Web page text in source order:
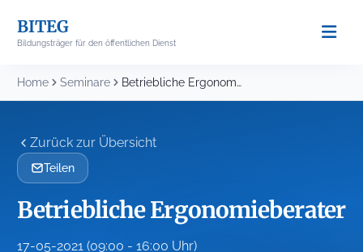
content
BITEG
Bildungsträger für den öffentlichen Dienst
Home Seminare Betriebliche Ergonomieberater
Zurück zur Übersicht
Teilen
Betriebliche Ergonomieberater
17-05-2021 (09:00 - 16:00 Uhr)